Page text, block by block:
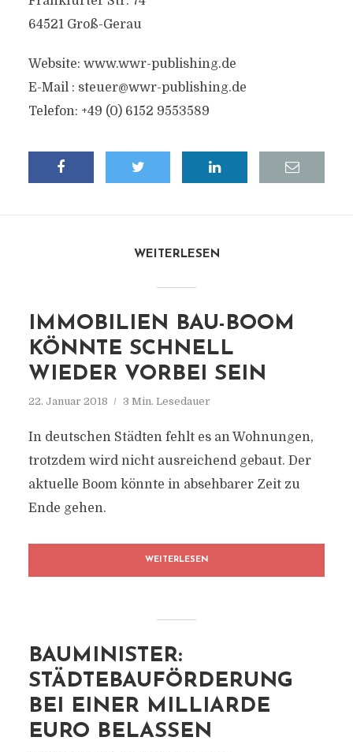
64521 Groß-Gerau
Website: www.wwr-publishing.de
E-Mail : steuer@wwr-publishing.de
Telefon: +49 (0) 6152 9553589
WEITERLESEN
IMMOBILIEN BAU-BOOM
KÖNNTE SCHNELL
WIEDER VORBEI SEIN
22. Januar 2018 3 Min. Lesedauer
In deutschen Städten fehlt es an Wohnungen,
trotzdem wird nicht ausreichend gebaut. Der
aktuelle Boom könnte in absehbarer Zeit zu
Ende gehen.
WEITERLESEN
BAUMINISTER:
STÄDTEBAUFÖRDERUNG
BEI EINER MILLIARDE
EURO BELASSEN